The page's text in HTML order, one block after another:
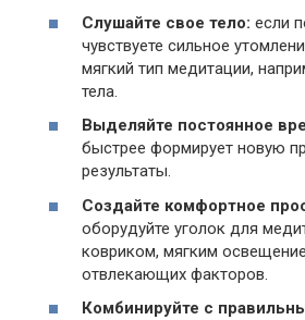
Слушайте свое тело: если
чувствуете сильное
мягкий тип медитации,
тела.
Выделяйте постоянное
быстрее формирует новую
результаты.
Создайте комфортное
оборудуйте уголок для
ковриком, мягким
отвлекающих факторов.
Комбинируйте с